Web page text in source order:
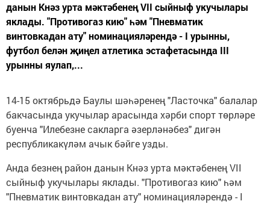
данын Кнәз урта мәктәбенең VII сыйныф укучылары
яклады. "Противогаз кию" һәм "Пневматик
винтовкадан ату" номинацияләрендә - I урынны,
футбол белән җиңел атлетика эстафетасында III
урынны яулап,...
14-15 октябрьдә Баулы шәһәренең "Ласточка" балалар
бакчасында укучылар арасында хәрби спорт төрләре
буенча "Илебезне сакларга әзерләнәбез" дигән
республикакүләм ачык бәйге узды.
Анда безнең район данын Кнәз урта мәктәбенең VII
сыйныф укучылары яклады. "Противогаз кию" һәм
"Пневматик винтовкадан ату" номинацияләрендә - I